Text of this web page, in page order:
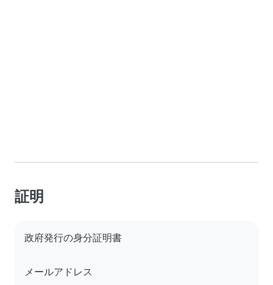
証明
政府発行の身分証明書
メールアドレス